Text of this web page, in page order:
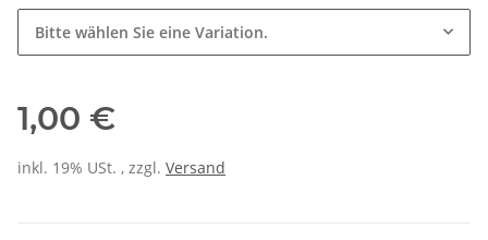
Bitte wählen Sie eine Variation.
1,00 €
inkl. 19% USt. , zzgl. Versand